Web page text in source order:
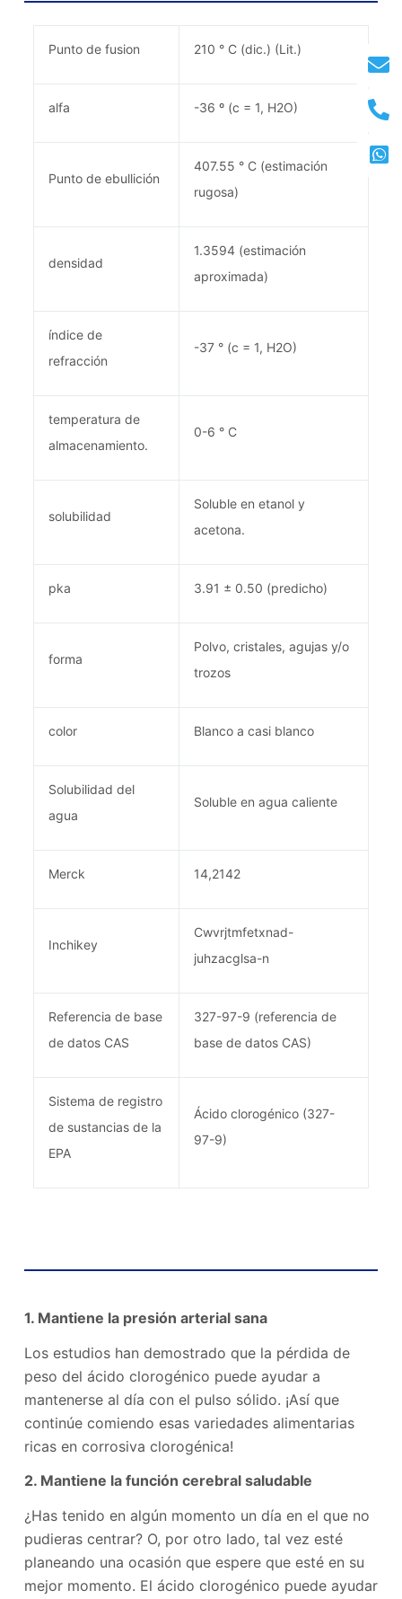
Punto de fusion 210 ° C (dic.) (Lit.)
alfa -36 º (c = 1, H2O)
Punto de ebullición
407.55 ° C (estimación
rugosa)
densidad
1.3594 (estimación
aproximada)
índice de
refracción
-37 ° (c = 1, H2O)
temperatura de
almacenamiento.
0-6 ° C
solubilidad
Soluble en etanol y
acetona.
pka 3.91 ± 0.50 (predicho)
forma
Polvo, cristales, agujas y/o
trozos
color Blanco a casi blanco
Solubilidad del
agua
Soluble en agua caliente
Merck 14,2142
Inchikey
Cwvrjtmfetxnad-
juhzacglsa-n
Referencia de base
de datos CAS
327-97-9 (referencia de
base de datos CAS)
Sistema de registro
de sustancias de la
EPA
Ácido clorogénico (327-
97-9)
1. Mantiene la presión arterial sana
Los estudios han demostrado que la pérdida de
peso del ácido clorogénico puede ayudar a
mantenerse al día con el pulso sólido. ¡Así que
continúe comiendo esas variedades alimentarias
ricas en corrosiva clorogénica!
2. Mantiene la función cerebral saludable
¿Has tenido en algún momento un día en el que no
pudieras centrar? O, por otro lado, tal vez esté
planeando una ocasión que espere que esté en su
mejor momento. El ácido clorogénico puede ayudar